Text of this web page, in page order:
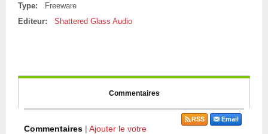
Type:
Freeware
Editeur:
Shattered Glass Audio
Commentaires
Commentaires | Ajouter le votre
Email
RSS